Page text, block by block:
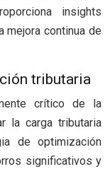
insights
continua de
tributaria
crítico de la
la carga tributaria
de optimización
significativos y